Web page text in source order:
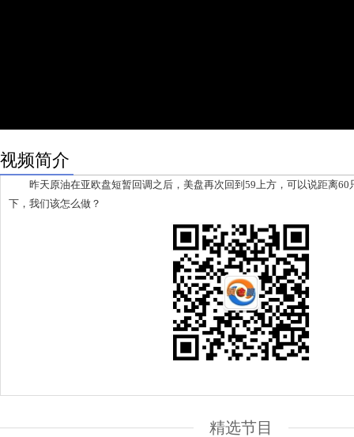
视频简介
昨天原油在亚欧盘短暂回调之后，美盘再次回到59上方，可以说距离60
下，我们该怎么做？
精选节目